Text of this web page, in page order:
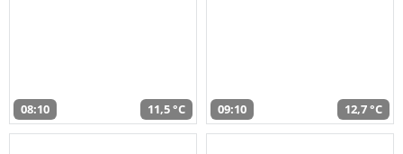
08:10 11,5 °C 09:10 12,7 °C